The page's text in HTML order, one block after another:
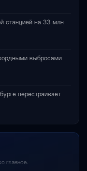
станцией на 33 млн
выбросами
перестраивает
главное.